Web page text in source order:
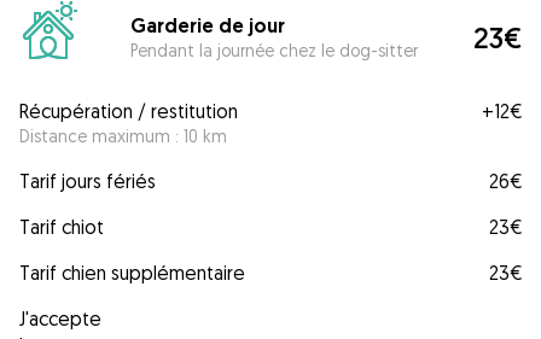
Garderie de jour
Pendant la journée chez le dog-sitter 23€
Récupération / restitution
Distance maximum : 10 km
+12€
Tarif jours fériés
26€
Tarif chiot
23€
Tarif chien supplémentaire
23€
J'accepte